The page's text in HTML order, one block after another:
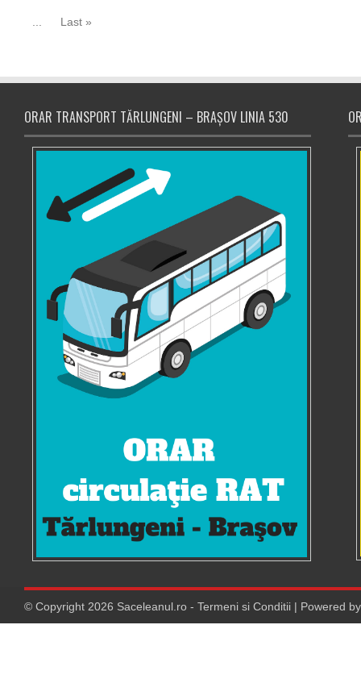
Last »
ORAR TRANSPORT TĂRLUNGENI – BRAȘOV LINIA 530
© Copyright 2026 Saceleanul.ro - Termeni si Conditii | Powered